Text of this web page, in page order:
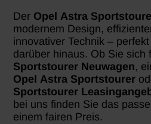
Der Opel Astra
modernem Design,
innovativer Technik –
darüber hinaus. Ob Sie sich
Sportstourer Neuwagen,
Opel Astra Sportstourer
Sportstourer
bei uns finden Sie das
einem fairen Preis.